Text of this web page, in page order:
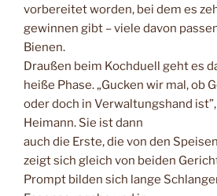
vorbereitet worden, bei dem es
gewinnen gibt – viele davon
Bienen.
Draußen beim Kochduell geht es
heiße Phase. „Gucken wir mal, ob
oder doch in Verwaltungshand
Heimann. Sie ist dann
auch die Erste, die von den
zeigt sich gleich von beiden
Prompt bilden sich lange